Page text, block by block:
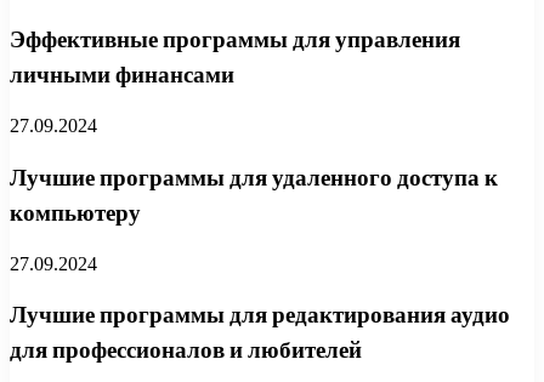
Эффективные программы для управления
личными финансами
27.09.2024
Лучшие программы для удаленного доступа к
компьютеру
27.09.2024
Лучшие программы для редактирования аудио
для профессионалов и любителей